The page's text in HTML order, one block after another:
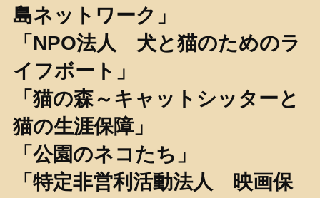
島ネットワーク」
「NPO法人 犬と猫のためのラ
イフボート」
「猫の森～キャットシッターと
猫の生涯保障」
「公園のネコたち」
「特定非営利活動法人 映画保